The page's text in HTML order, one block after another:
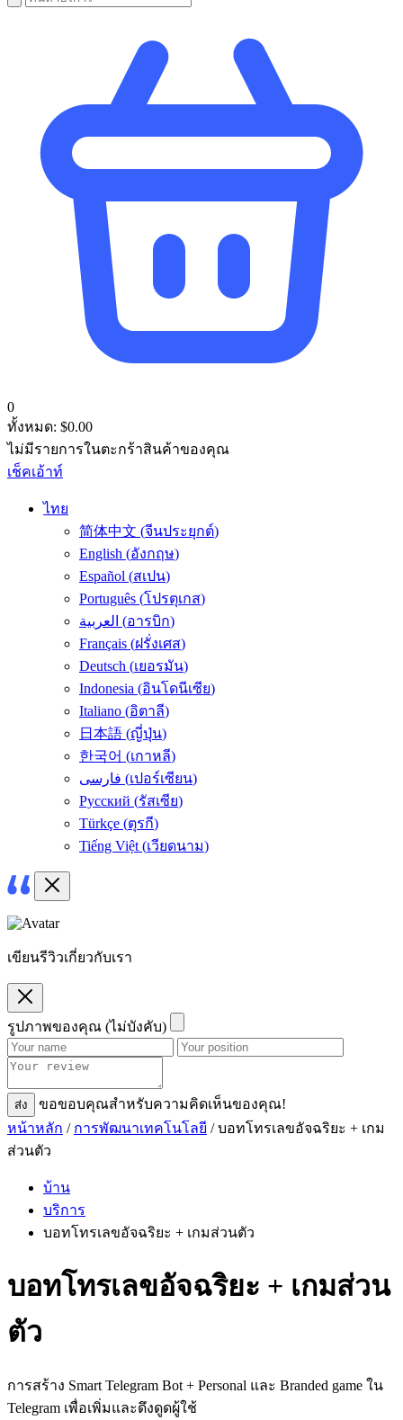
0
ทั้งหมด: $0.00
ไม่มีรายการในตะกร้าสินค้าของคุณ
เช็คเอ้าท์
ไทย
简体中文 (จีนประยุกต์)
English (อังกฤษ)
Español (สเปน)
Português (โปรตุเกส)
العربية (อารบิก)
Français (ฝรั่งเศส)
Deutsch (เยอรมัน)
Indonesia (อินโดนีเซีย)
Italiano (อิตาลี)
日本語 (ญี่ปุ่น)
한국어 (เกาหลี)
فارسی (เปอร์เซียน)
Русский (รัสเซีย)
Türkçe (ตุรกี)
Tiếng Việt (เวียดนาม)
เขียนรีวิวเกี่ยวกับเรา
รูปภาพของคุณ (ไม่บังคับ)
ส่ง
ขอขอบคุณสําหรับความคิดเห็นของคุณ!
หน้าหลัก / การพัฒนาเทคโนโลยี / บอทโทรเลขอัจฉริยะ + เกม
ส่วนตัว
บ้าน
บริการ
บอทโทรเลขอัจฉริยะ + เกมส่วนตัว
บอทโทรเลขอัจฉริยะ + เกมส่วน
ตัว
การสร้าง Smart Telegram Bot + Personal และ Branded game ใน
Telegram เพื่อเพิ่มและดึงดูดผู้ใช้